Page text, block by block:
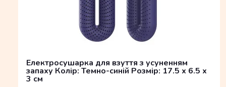
Електросушарка для взуття з усуненням
запаху Колір: Темно-синій Розмір: 17.5 x 6.5 x
3 см